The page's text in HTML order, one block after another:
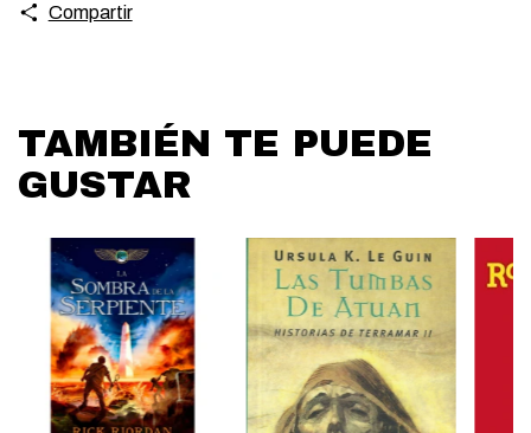
Compartir
TAMBIÉN TE PUEDE
GUSTAR